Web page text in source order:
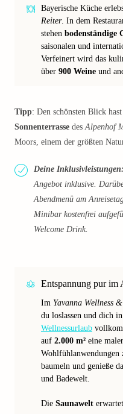
Bayerische Küche
Reiter. In dem
stehen bodenständige
saisonalen und
Verfeinert wird das
über 900 Weine und
Tipp: Den schönsten Blick
Sonnenterrasse desAlpenhof
Moors, einem der größten
Deine Inklusivleistungen:
Angebot inklusive.
Abendmenü am
Minibar kostenfrei
Welcome Drink.
Entspannung pur im
Im Yavanna Wellness
du loslassen und dich
Wellnessurlaub
auf 2.000 m² eine
Wohlfühlanwendungen
baumeln und genieße
und Badewelt.
Die Saunawelt